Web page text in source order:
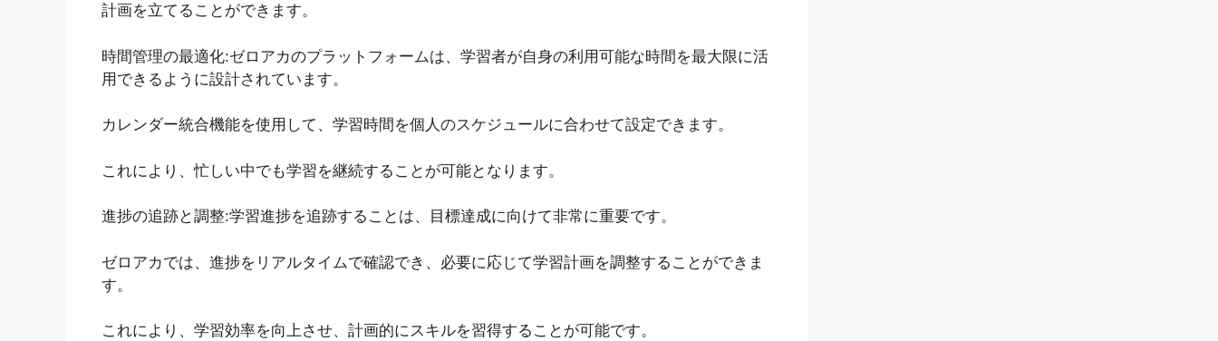
計画を立てることができます。
時間管理の最適化:ゼロアカのプラットフォームは、学習者が自身の利用可能な時間を最大限に活
用できるように設計されています。
カレンダー統合機能を使用して、学習時間を個人のスケジュールに合わせて設定できます。
これにより、忙しい中でも学習を継続することが可能となります。
進捗の追跡と調整:学習進捗を追跡することは、目標達成に向けて非常に重要です。
ゼロアカでは、進捗をリアルタイムで確認でき、必要に応じて学習計画を調整することができま
す。
これにより、学習効率を向上させ、計画的にスキルを習得することが可能です。